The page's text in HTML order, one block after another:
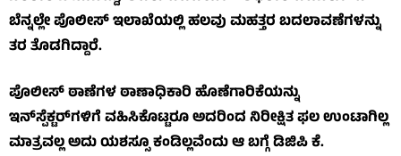
ಬೆನ್ನಲ್ಲೇ ಪೊಲೀಸ್ ಇಲಾಖೆಯಲ್ಲಿ ಹಲವು ಮಹತ್ತರ ಬದಲಾವಣೆಗಳನ್ನು
ತರ ತೊಡಗಿದ್ದಾರೆ.
ಪೊಲೀಸ್ ಠಾಣೆಗಳ ಠಾಣಾಧಿಕಾರಿ ಹೊಣೆಗಾರಿಕೆಯನ್ನು
ಇನ್‌ಸ್ಪೆಕ್ಟರ್‌ಗಳಿಗೆ ವಹಿಸಿಕೊಟ್ಟರೂ ಅದರಿಂದ ನಿರೀಕ್ಷಿತ ಫಲ ಉಂಟಾಗಿಲ್ಲ
ಮಾತ್ರವಲ್ಲ ಅದು ಯಶಸ್ಸೂ ಕಂಡಿಲ್ಲವೆಂದು ಆ ಬಗ್ಗೆ ಡಿಜಿಪಿ ಕೆ.